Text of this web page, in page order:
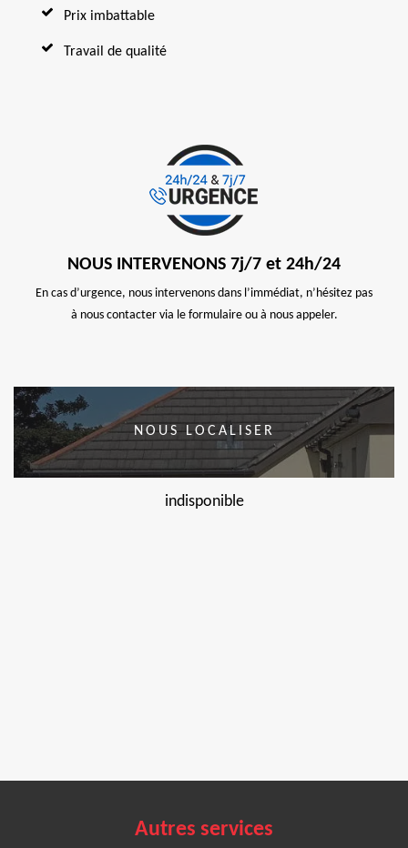
Prix imbattable
Travail de qualité
NOUS INTERVENONS 7j/7 et 24h/24
En cas d’urgence, nous intervenons dans l’immédiat, n’hésitez pas
à nous contacter via le formulaire ou à nous appeler.
NOUS LOCALISER
indisponible
Autres services